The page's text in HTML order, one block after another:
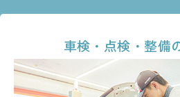
車検・点検・整備